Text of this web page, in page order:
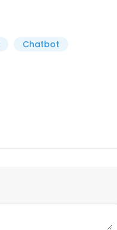
Chatbot